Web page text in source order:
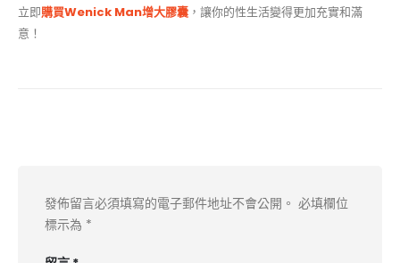
立即購買Wenick Man增大膠囊 ，讓你的性生活變得更加充實和滿
意！
發佈留言必須填寫的電子郵件地址不會公開。 必填欄位
標示為 *